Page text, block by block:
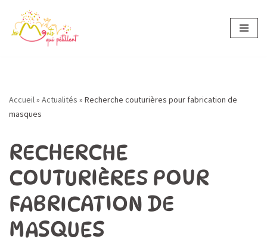
Aller
Accueil» Actualités » Recherche couturières pour fabrication de
masques
RECHERCHE
COUTURIÈRES POUR
FABRICATION DE
MASQUES